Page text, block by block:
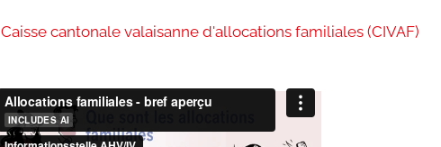
Caisse cantonale valaisanne d'allocations familiales (CIVAF)